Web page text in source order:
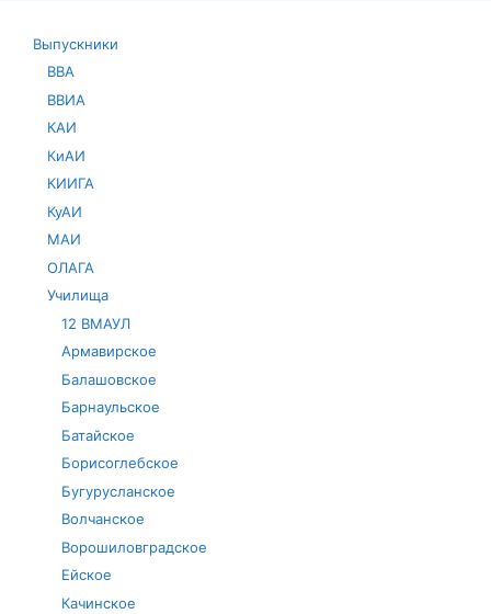
Выпускники
ВВА
ВВИА
КАИ
КиАИ
КИИГА
КуАИ
МАИ
ОЛАГА
Училища
12 ВМАУЛ
Армавирское
Балашовское
Барнаульское
Батайское
Борисоглебское
Бугурусланское
Волчанское
Ворошиловградское
Ейское
Качинское